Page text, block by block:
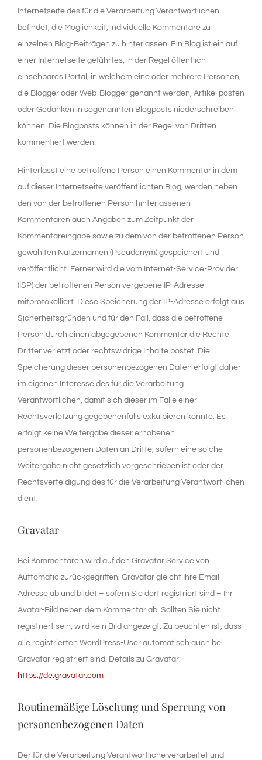
Internetseite des für die Verarbeitung Verantwortlichen
befindet, die Möglichkeit, individuelle Kommentare zu
einzelnen Blog-Beiträgen zu hinterlassen. Ein Blog ist ein auf
einer Internetseite geführtes, in der Regel öffentlich
einsehbares Portal, in welchem eine oder mehrere Personen,
die Blogger oder Web-Blogger genannt werden, Artikel posten
oder Gedanken in sogenannten Blogposts niederschreiben
können. Die Blogposts können in der Regel von Dritten
kommentiert werden.
Hinterlässt eine betroffene Person einen Kommentar in dem
auf dieser Internetseite veröffentlichten Blog, werden neben
den von der betroffenen Person hinterlassenen
Kommentaren auch Angaben zum Zeitpunkt der
Kommentareingabe sowie zu dem von der betroffenen Person
gewählten Nutzernamen (Pseudonym) gespeichert und
veröffentlicht. Ferner wird die vom Internet-Service-Provider
(ISP) der betroffenen Person vergebene IP-Adresse
mitprotokolliert. Diese Speicherung der IP-Adresse erfolgt aus
Sicherheitsgründen und für den Fall, dass die betroffene
Person durch einen abgegebenen Kommentar die Rechte
Dritter verletzt oder rechtswidrige Inhalte postet. Die
Speicherung dieser personenbezogenen Daten erfolgt daher
im eigenen Interesse des für die Verarbeitung
Verantwortlichen, damit sich dieser im Falle einer
Rechtsverletzung gegebenenfalls exkulpieren könnte. Es
erfolgt keine Weitergabe dieser erhobenen
personenbezogenen Daten an Dritte, sofern eine solche
Weitergabe nicht gesetzlich vorgeschrieben ist oder der
Rechtsverteidigung des für die Verarbeitung Verantwortlichen
dient.
Gravatar
Bei Kommentaren wird auf den Gravatar Service von
Auttomatic zurückgegriffen. Gravatar gleicht Ihre Email-
Adresse ab und bildet – sofern Sie dort registriert sind – Ihr
Avatar-Bild neben dem Kommentar ab. Sollten Sie nicht
registriert sein, wird kein Bild angezeigt. Zu beachten ist, dass
alle registrierten WordPress-User automatisch auch bei
Gravatar registriert sind. Details zu Gravatar:
https://de.gravatar.com
Routinemäßige Löschung und Sperrung von
personenbezogenen Daten
Der für die Verarbeitung Verantwortliche verarbeitet und